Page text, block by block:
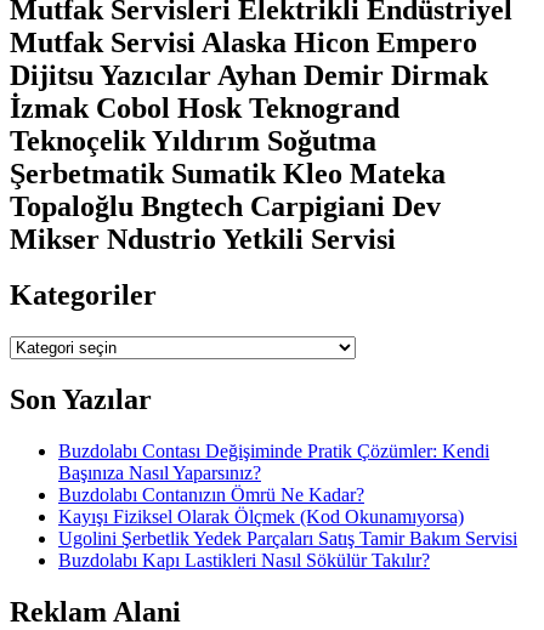
Mutfak Servisleri Elektrikli Endüstriyel
Mutfak Servisi Alaska Hicon Empero
Dijitsu Yazıcılar Ayhan Demir Dirmak
İzmak Cobol Hosk Teknogrand
Teknoçelik Yıldırım Soğutma
Şerbetmatik Sumatik Kleo Mateka
Topaloğlu Bngtech Carpigiani Dev
Mikser Ndustrio Yetkili Servisi
Kategoriler
Kategoriler
Son Yazılar
Buzdolabı Contası Değişiminde Pratik Çözümler: Kendi
Başınıza Nasıl Yaparsınız?
Buzdolabı Contanızın Ömrü Ne Kadar?
Kayışı Fiziksel Olarak Ölçmek (Kod Okunamıyorsa)
Ugolini Şerbetlik Yedek Parçaları Satış Tamir Bakım Servisi
Buzdolabı Kapı Lastikleri Nasıl Sökülür Takılır?
Reklam Alani